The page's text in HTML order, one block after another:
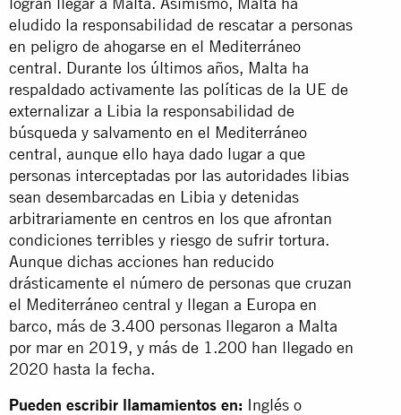
eludido la responsabilidad de rescatar a personas
en peligro de ahogarse en el Mediterráneo
central. Durante los últimos años, Malta ha
respaldado activamente las políticas de la UE de
externalizar a Libia la responsabilidad de
búsqueda y salvamento en el Mediterráneo
central, aunque ello haya dado lugar a que
personas interceptadas por las autoridades libias
sean desembarcadas en Libia y detenidas
arbitrariamente en centros en los que afrontan
condiciones terribles y riesgo de sufrir tortura.
Aunque dichas acciones han reducido
drásticamente el número de personas que cruzan
el Mediterráneo central y llegan a Europa en
barco, más de 3.400 personas llegaron a Malta
por mar en 2019, y más de 1.200 han llegado en
2020 hasta la fecha.
Pueden escribir llamamientos en: Inglés o